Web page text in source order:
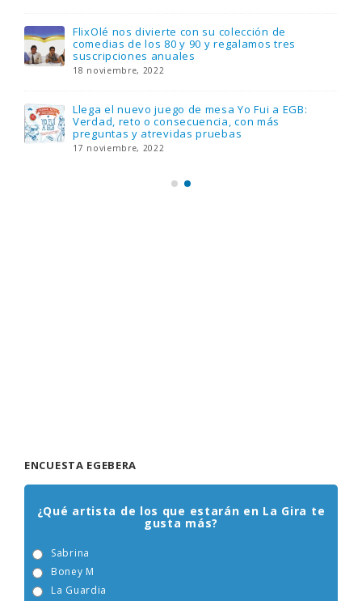
FlixOlé nos divierte con su colección de
comedias de los 80 y 90 y regalamos tres
suscripciones anuales
18 noviembre, 2022
Llega el nuevo juego de mesa Yo Fui a EGB:
Verdad, reto o consecuencia, con más
preguntas y atrevidas pruebas
17 noviembre, 2022
ENCUESTA EGEBERA
¿Qué artista de los que estarán en La Gira te
gusta más?
Sabrina
Boney M
La Guardia